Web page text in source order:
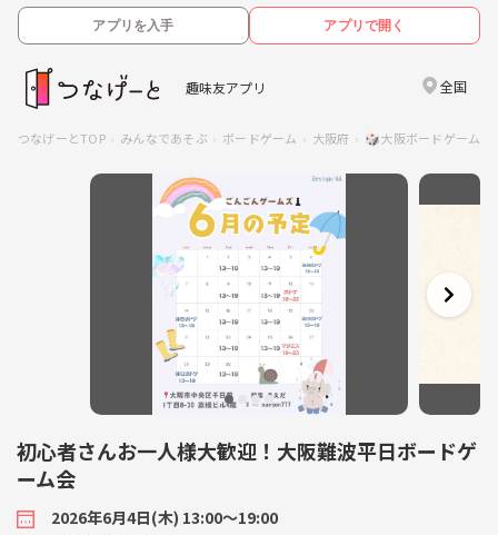
アプリを入手 アプリで開く
趣味友アプリ 全国
つなげーとTOP みんなであそぶ ボードゲーム 大阪府 🎲大阪ボードゲーム
初心者さんお一人様大歓迎！大阪難波平日ボードゲ
ーム会
2026年6月4日(木) 13:00〜19:00